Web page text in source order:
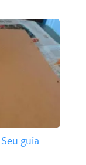
guia